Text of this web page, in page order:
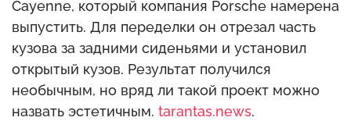
Cayenne, который компания Porsche намерена
выпустить. Для переделки он отрезал часть
кузова за задними сиденьями и установил
открытый кузов. Результат получился
необычным, но вряд ли такой проект можно
назвать эстетичным. tarantas.news.